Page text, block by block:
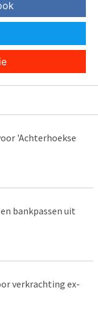
'Achterhoekse
bankpassen uit
verkrachting ex-